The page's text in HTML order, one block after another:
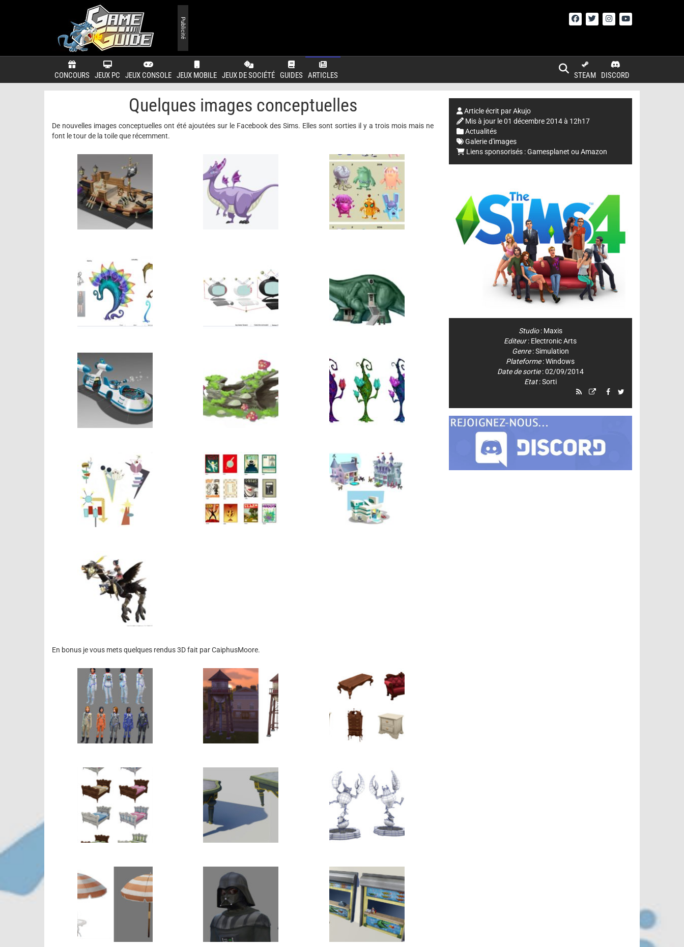
CONCOURS JEUX PC JEUX CONSOLE JEUX MOBILE JEUX DE SOCIÉTÉ GUIDES ARTICLES DISCORD
STEAM
Publicité
Quelques images conceptuelles
De nouvelles images conceptuelles ont été ajoutées sur le Facebook des Sims. Elles sont sorties il y a trois mois mais ne
font le tour de la toile que récemment.
En bonus je vous mets quelques rendus 3D fait par CaiphusMoore.
Article écrit parAkujo
Mis à jour le01 décembre 2014 à 12h17
Actualités
Galerie d'images
Liens sponsorisés :Gamesplanet ou Amazon
Studio: Maxis
Editeur: Electronic Arts
Genre:Simulation
Plateforme:Windows
Date de sortie: 02/09/2014
Etat: Sorti